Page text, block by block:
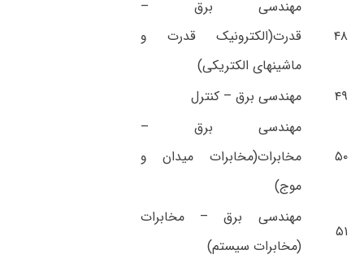
۴۸
مهندسی برق –
قدرت(الکترونیک قدرت و
ماشینهای الکتریکی)
۴۹
مهندسی برق – کنترل
۵۰
مهندسی برق –
مخابرات(مخابرات میدان و
موج)
۵۱
مهندسی برق – مخابرات
(مخابرات سیستم)